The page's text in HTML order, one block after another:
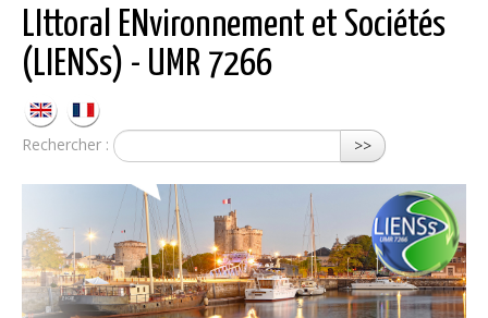
LIttoral ENvironnement et Sociétés
(LIENSs) - UMR 7266
Rechercher : >>